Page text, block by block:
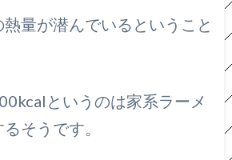
熱量が潜んでいるということ
というのは家系ラーメ
そうです。